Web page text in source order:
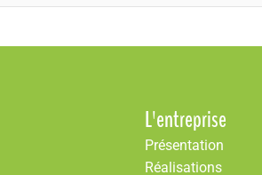
L'entreprise
Présentation
Réalisations